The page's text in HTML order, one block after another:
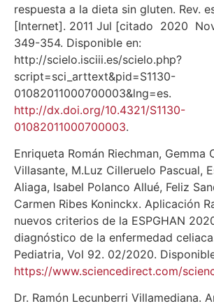
respuesta a la dieta sin gluten. Rev.
[Internet]. 2011 Jul [citado 2020
349-354. Disponible en:
http://scielo.isciii.es/scielo.php?
script=sci_arttext&pid=S1130-
01082011000700003&lng=es.
http://dx.doi.org/10.4321/S1130-
01082011000700003.
Enriqueta Román Riechman, Gemma
Villasante, M.Luz Cilleruelo Pascual,
Aliaga, Isabel Polanco Allué, Feliz
Carmen Ribes Koninckx. Aplicación
nuevos criterios de la ESPGHAN
diagnóstico de la enfermedad
Pediatria, Vol 92. 02/2020.
https://www.sciencedirect.com/
Dr. Ramón Lecunberri Villamediana.